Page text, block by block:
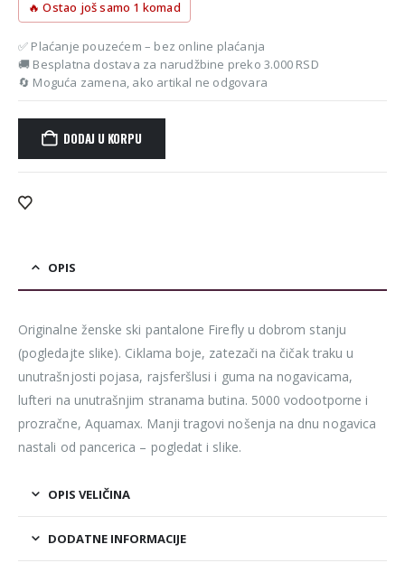
🔥 Ostao još samo 1 komad
✅ Plaćanje pouzećem – bez online plaćanja
🚚 Besplatna dostava za narudžbine preko 3.000 RSD
🔄 Moguća zamena, ako artikal ne odgovara
DODAJ U KORPU
Alternative:
OPIS
Originalne ženske ski pantalone Firefly u dobrom stanju
(pogledajte slike). Ciklama boje, zatezači na čičak traku u
unutrašnjosti pojasa, rajsferšlusi i guma na nogavicama,
lufteri na unutrašnjim stranama butina. 5000 vodootporne i
prozračne, Aquamax. Manji tragovi nošenja na dnu nogavica
nastali od pancerica – pogledat i slike.
OPIS VELIČINA
DODATNE INFORMACIJE